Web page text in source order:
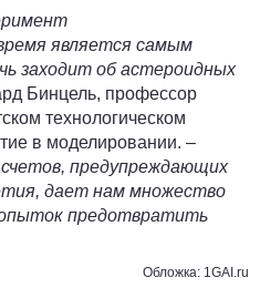
является самым
заходит об астероидных
Бинцель, профессор
технологическом
в моделировании. –
предупреждающих
дает нам множество
предотвратить
Обложка: 1GAI.ru